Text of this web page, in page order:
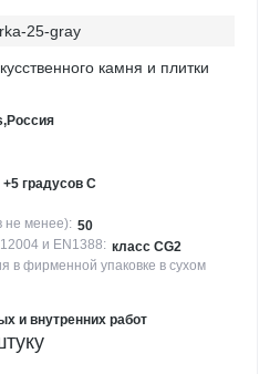
25-gray
камня и плитки
+5 градусов С
не менее): 50
и EN1388: класс CG2
в фирменной упаковке в сухом
и внутренних работ